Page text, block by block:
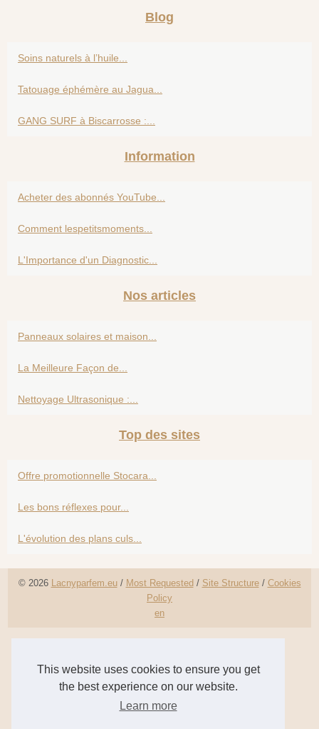
This website uses cookies to ensure you get
the best experience on our website.
Learn more
Blog
Soins naturels à l’huile...
Tatouage éphémère au Jagua...
GANG SURF à Biscarrosse :...
Information
Acheter des abonnés YouTube...
Comment lespetitsmoments...
L'Importance d'un Diagnostic...
Nos articles
Panneaux solaires et maison...
La Meilleure Façon de...
Nettoyage Ultrasonique :...
Top des sites
Offre promotionnelle Stocara...
Les bons réflexes pour...
L'évolution des plans culs...
© 2026 Lacnyparfem.eu/ Most Requested / Site Structure/ Cookies
Policy
en